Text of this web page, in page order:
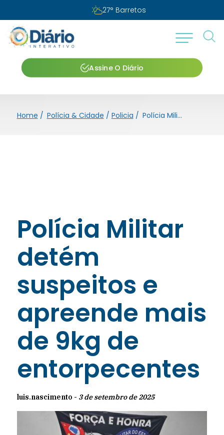
Quinta-feira, 06 de agosto de 2026
Assine O Diário
Home / Polícia & Cidade / Policia / Polícia Militar detém suspeitos e apreende mais de 9kg de entorpecentes
Polícia Militar
detém
suspeitos e
apreende mais
de 9kg de
entorpecentes
luis.nascimento - 3 de setembro de 2025